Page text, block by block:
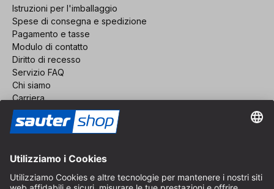
Istruzioni per l'imballaggio
Spese di consegna e spedizione
Pagamento e tasse
Modulo di contatto
Diritto di recesso
Servizio FAQ
Chi siamo
Carriera
Revoca un contratto
Area rivenditori